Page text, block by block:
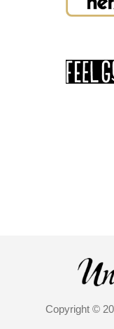
Copyright ©